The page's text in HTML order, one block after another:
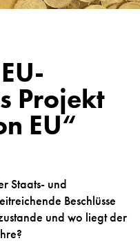
Projekt
EU“
Staats- und
Beschlüsse
und wo liegt der